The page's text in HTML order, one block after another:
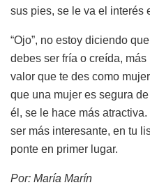
sus pies, se le va el interés
“Ojo”, no estoy diciendo
debes ser fría o creída,
valor que te des como
que una mujer es segura
él, se le hace más
ser más interesante, en tu
ponte en primer lugar.
Por: María Marín